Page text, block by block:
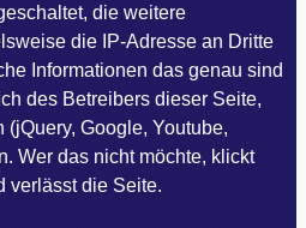
die weitere
die IP-Adresse an Dritte
Informationen das genau sind
des Betreibers dieser Seite,
Google, Youtube,
Wer das nicht möchte, klickt
verlässt die Seite.